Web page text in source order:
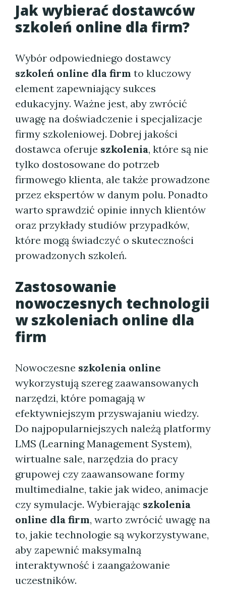
Jak wybierać dostawców
szkoleń online dla firm?
Wybór odpowiedniego dostawcy
szkoleń online dla firm to kluczowy
element zapewniający sukces
edukacyjny. Ważne jest, aby zwrócić
uwagę na doświadczenie i specjalizacje
firmy szkoleniowej. Dobrej jakości
dostawca oferuje szkolenia, które są nie
tylko dostosowane do potrzeb
firmowego klienta, ale także prowadzone
przez ekspertów w danym polu. Ponadto
warto sprawdzić opinie innych klientów
oraz przykłady studiów przypadków,
które mogą świadczyć o skuteczności
prowadzonych szkoleń.
Zastosowanie
nowoczesnych technologii
wszkoleniach online dla
firm
Nowoczesne szkolenia online
wykorzystują szereg zaawansowanych
narzędzi, które pomagają w
efektywniejszym przyswajaniu wiedzy.
Do najpopularniejszych należą platformy
LMS (Learning Management System),
wirtualne sale, narzędzia do pracy
grupowej czy zaawansowane formy
multimedialne, takie jak wideo, animacje
czy symulacje. Wybierając szkolenia
online dla firm, warto zwrócić uwagę na
to, jakie technologie są wykorzystywane,
aby zapewnić maksymalną
interaktywność i zaangażowanie
uczestników.